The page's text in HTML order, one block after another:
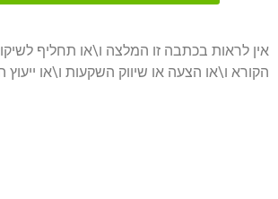
אין לראות בכתבה זו המלצה ו\או תחליף
הקורא ו\או הצעה או שיווק השקעות ו\או